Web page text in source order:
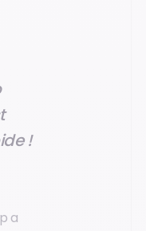
!
a